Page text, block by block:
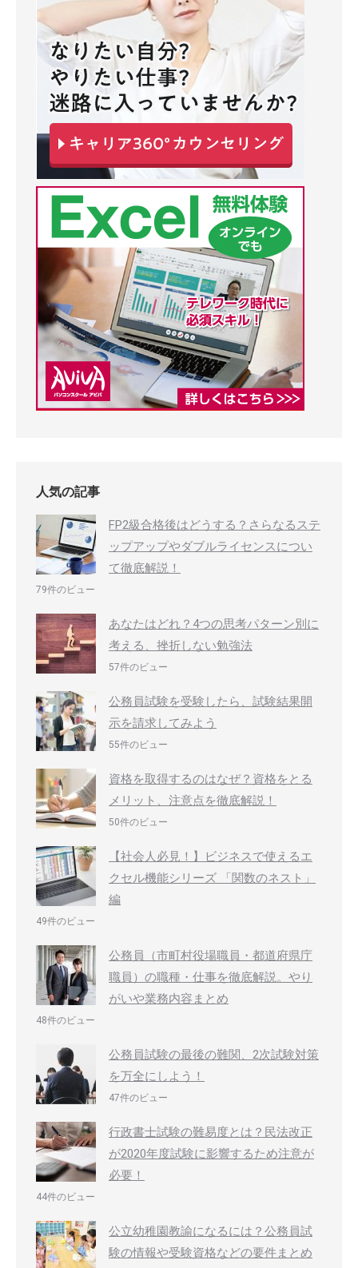
人気の記事
FP2級合格後はどうする？さらなるステ
ップアップやダブルライセンスについ
て徹底解説！
79件のビュー
あなたはどれ？4つの思考パターン別に
考える、挫折しない勉強法
57件のビュー
公務員試験を受験したら、試験結果開
示を請求してみよう
55件のビュー
資格を取得するのはなぜ？資格をとる
メリット、注意点を徹底解説！
50件のビュー
【社会人必見！】ビジネスで使えるエ
クセル機能シリーズ 「関数のネスト」
編
49件のビュー
公務員（市町村役場職員・都道府県庁
職員）の職種・仕事を徹底解説。やり
がいや業務内容まとめ
48件のビュー
公務員試験の最後の難関、2次試験対策
を万全にしよう！
47件のビュー
行政書士試験の難易度とは？民法改正
が2020年度試験に影響するため注意が
必要！
44件のビュー
公立幼稚園教諭になるには？公務員試
験の情報や受験資格などの要件まとめ